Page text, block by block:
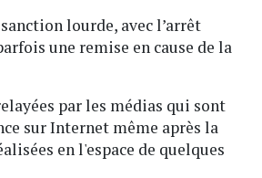
lourde, avec l’arrêt
une remise en cause de la
par les médias qui sont
sur Internet même après la
en l'espace de quelques